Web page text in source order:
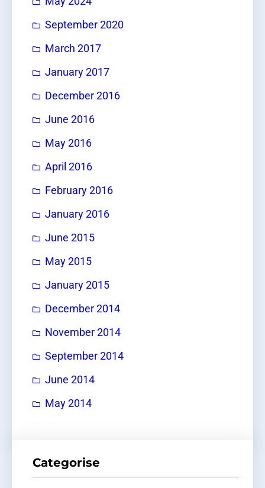
September 2020
March 2017
January 2017
December 2016
June 2016
May 2016
April 2016
February 2016
January 2016
June 2015
May 2015
January 2015
December 2014
November 2014
September 2014
June 2014
May 2014
Categorise